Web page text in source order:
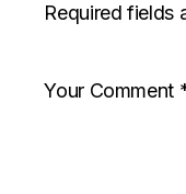
Required fields